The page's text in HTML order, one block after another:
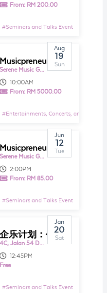
From: RM 200.00
#Seminars and Talks Event
Aug
19
Sun
Musicpreneur Traveler 环游音乐界2018 - 韩国站
Serene Music Group Sdn Bhd
10:00AM
From: RM 5000.00
#Entertainments, Concerts, and Shows
Jun
12
Tue
Musicpreneur Role Play
Serene Music Group Sdn Bhd
2:00PM
From: RM 85.00
#Seminars and Talks Event
Jan
20
Sat
企乐计划：创作启动会 【音乐人的才华如何赚钱，赚什么钱，我们统统告诉你！】
4C, Jalan 54 Desa Jaya
12:45PM
Free
#Seminars and Talks Event